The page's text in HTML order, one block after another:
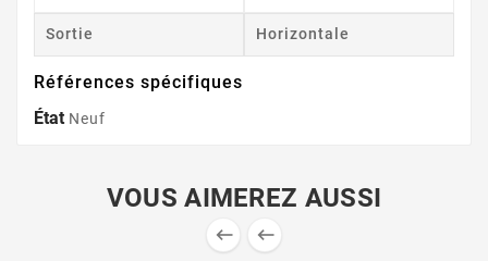
Sortie Horizontale
Références spécifiques
État Neuf
VOUS AIMEREZ AUSSI
 